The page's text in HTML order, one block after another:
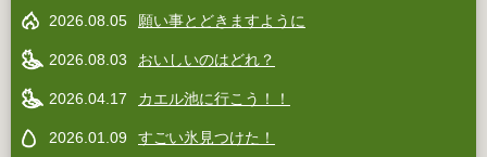
2026.08.05 願い事とどきますように
2026.08.03 おいしいのはどれ？
2026.04.17 カエル池に行こう！！
2026.01.09 すごい氷見つけた！